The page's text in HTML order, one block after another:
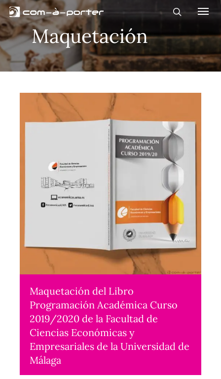
Maquetación
Maquetación del Libro
Programación Académica Curso
2019/2020 de la Facultad de
Ciencias Económicas y
Empresariales de la Universidad de
Málaga